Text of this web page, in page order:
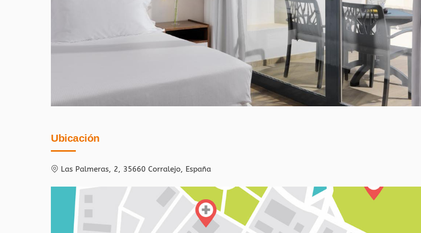
Ubicación
Las Palmeras, 2, 35660 Corralejo, España